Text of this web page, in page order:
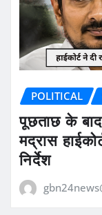
POLITICAL
पूछताछ के बाद
मद्रास
निर्देश